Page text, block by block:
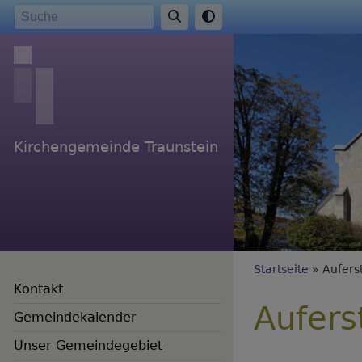
Direkt
zum
Inhalt
Kirchengemeinde Traunstein
Kontakt
Gemeindekalender
Unser Gemeindegebiet
Startseite